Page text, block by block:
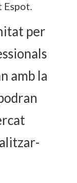
Espot.
per
amb la